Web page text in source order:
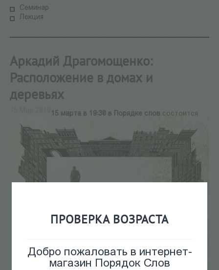
ПРОВЕРКА ВОЗРАСТА
Добро пожаловать в интернет-
магазин Порядок Слов
Семинар
Лекция
Аркадий Драгомощенко:
Расположение в домах и
деревьях
15 марта в 19:30 в Порядке слов состоится